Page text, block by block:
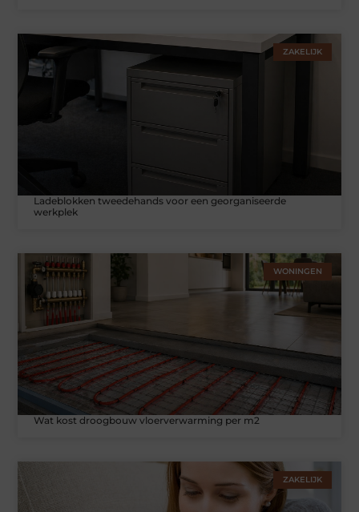
ZAKELIJK
Ladeblokken tweedehands voor een georganiseerde
werkplek
WONINGEN
Wat kost droogbouw vloerverwarming per m2
ZAKELIJK